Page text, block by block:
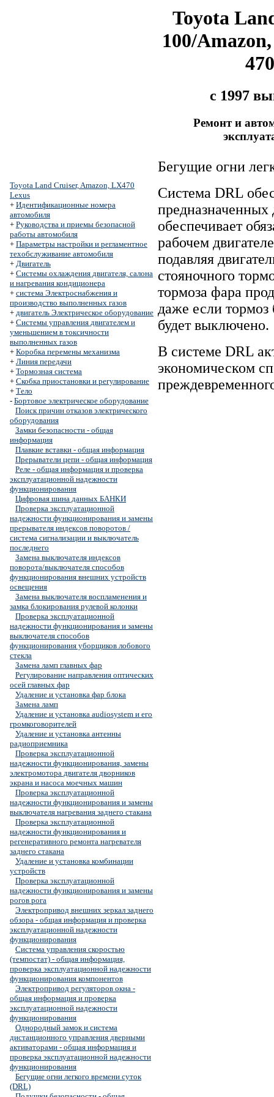
Toyota
100/
470
с 1997
Ремонт и
Toyota Land Cruiser, Amazon, LX470
Lexus
+ Идентификационные номера
автомобиля
+ Руководства и приемы безопасной
работы автомобиля
+ Параметры настройки и регламентное
техобслуживание автомобиля
+ Двигатель
+ Системы охлаждения двигателя, салона
и нагревания кондиционера
+ система Электроснабжения и
производство выполненных газов
+ двигатель Электрическое оборудование
+ Системы управления двигателем и
уменьшением в токсичности
выполненных газов
+ Коробка перемены механизма
+ Линия передачи
+ Тормозная система
+ Скобка приостановки и регулирование
+ Тело
- Бортовое электрическое оборудование
Поиск причин отказов электрического
оборудования
Замки безопасности - общая
информация
Плавкие вставки - общая информация
Прерыватели цепи - общая информация
Реле - общая информация и проверка
эксплуатационной надежности
функционирования
Цифровая шина данных БАНКИ
Проверка эксплуатационной
надежности функционирования и замены
прерывателя индексов поворотов /
система сигнализации и выключатель
последнего
Замена выключателя индексов
поворота/выключателя способов
функционирования внешних устройств
освещения
Замена выключателя воспламенения и
замка блокирования рулевой колонки
Проверка эксплуатационной
надежности функционирования и замены
выключателя способов
функционирования уборщиков лобового
стекла
Замена ламп главных фар
Регулирование направления оптических
осей главных фар
Удаление и установка фар блока
Замена ламп
Удаление и установка audiosystem и его
громкоговорителей
Удаление и установка антенны
радиоприемника
Проверка эксплуатационной
надежности функционирования, замены
электромотора двигателя дворников
экрана и насоса моечных машин
Проверка эксплуатационной
надежности функционирования и замены
выключателя нагревания заднего стакана
Проверка эксплуатационной
надежности функционирования и
регенеративного ремонта нагревателя
заднего стакана
Удаление и установка комбинации
устройств
Проверка эксплуатационной
надежности функционирования и замены
рогов рога
Электропривод внешних зеркал заднего
обзора - общая информация и проверка
эксплуатационной надежности
функционирования
Система управления скоростью
(темпостат) - общая информация,
проверка эксплуатационной надежности
функционирования компонентов
Электропривод регуляторов окна -
общая информация и проверка
эксплуатационной надежности
функционирования
Однородный замок и система
дистанционного управления дверными
активаторами - общая информация и
проверка эксплуатационной надежности
функционирования
Бегущие огни легкого времени суток
(DRL)
Бегущие огни
Система DRL
предназначенных
обеспечивает
рабочем
подавляя
стояночного
тормоза фара
даже если тормоз
будет выключено.
В системе DRL
экономическом